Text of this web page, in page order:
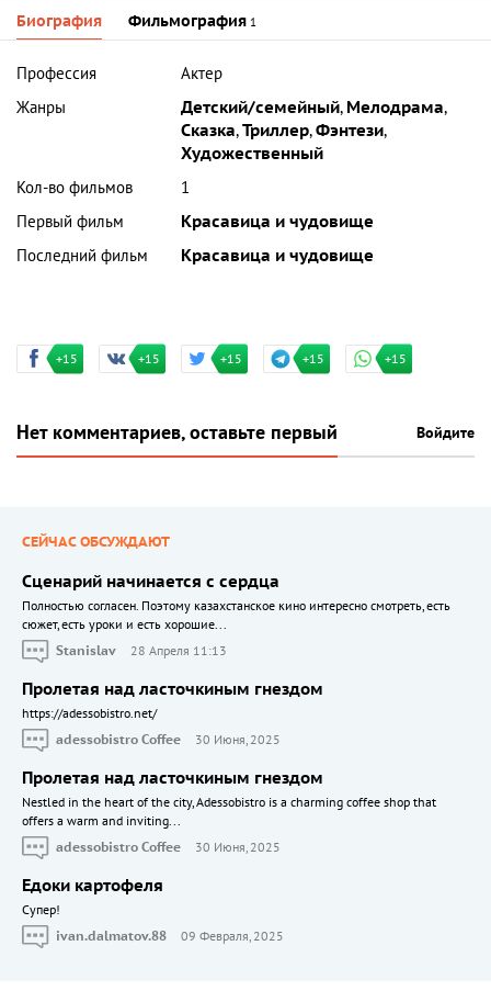
Биография Фильмография 1
Профессия
Актер
Жанры
Детский/семейный, Мелодрама,
Сказка,Триллер,Фэнтези,
Художественный
Кол-во фильмов
1
Первый фильм
Красавица и чудовище
Последний фильм
Красавица и чудовище
+15 +15 +15 +15 +15
Нет комментариев, оставьте первый Войдите
СЕЙЧАС ОБСУЖДАЮТ
Сценарий начинается с сердца
Полностью согласен. Поэтому казахстанское кино интересно смотреть, есть
сюжет, есть уроки и есть хорошие...
Stanislav
28 Апреля 11:13
Пролетая над ласточкиным гнездом
https://adessobistro.net/
adessobistro Coffee
30 Июня, 2025
Пролетая над ласточкиным гнездом
Nestled in the heart of the city, Adessobistro is a charming coffee shop that
offers a warm and inviting...
adessobistro Coffee
30 Июня, 2025
Едоки картофеля
Cупер!
ivan.dalmatov.88
09 Февраля, 2025